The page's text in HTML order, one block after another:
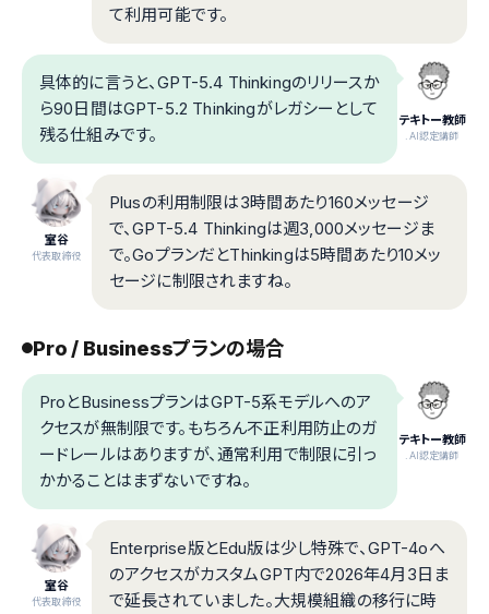
て利用可能です。
テキトー教師
.AI認定講師
具体的に言うと、GPT-5.4 Thinkingのリリースか
ら90日間はGPT-5.2 Thinkingがレガシーとして
残る仕組みです。
室谷
代表取締役
Plusの利用制限は3時間あたり160メッセージ
で、GPT-5.4 Thinkingは週3,000メッセージま
で。GoプランだとThinkingは5時間あたり10メッ
セージに制限されますね。
Pro / Businessプランの場合
テキトー教師
.AI認定講師
ProとBusinessプランはGPT-5系モデルへのア
クセスが無制限です。もちろん不正利用防止のガ
ードレールはありますが、通常利用で制限に引っ
かかることはまずないですね。
室谷
代表取締役
Enterprise版とEdu版は少し特殊で、GPT-4oへ
のアクセスがカスタムGPT内で2026年4月3日ま
で延長されていました。大規模組織の移行に時